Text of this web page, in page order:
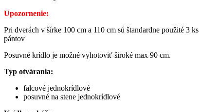
Upozornenie:
Pri dverách v šírke 100 cm a 110 cm sú štandardne použité 3 ks
pántov
Posuvné krídlo je možné vyhotoviť široké max 90 cm.
Typ otvárania:
falcové jednokrídlové
posuvné na stene jednokrídlové